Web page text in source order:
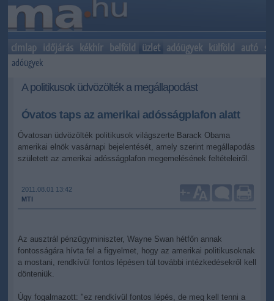
címlap időjárás kékhír belföld üzlet adóügyek külföld autó
adóügyek
A politikusok üdvözölték a megállapodást
Óvatos taps az amerikai adósságplafon alatt
Óvatosan üdvözölték politikusok világszerte Barack Obama
amerikai elnök vasárnapi bejelentését, amely szerint megállapodás
született az amerikai adósságplafon megemelésének feltételeiről.
2011.08.01 13:42
MTI
+-
Az ausztrál pénzügyminiszter, Wayne Swan hétfőn annak
fontosságára hívta fel a figyelmet, hogy az amerikai politikusoknak
a mostani, rendkívül fontos lépésen túl további intézkedésekről kell
dönteniük.
Úgy fogalmazott: "ez rendkívül fontos lépés, de meg kell tenni a